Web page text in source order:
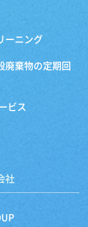
ーニング
廃棄物の定期回
ビス
社